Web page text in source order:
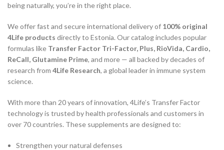
being naturally, you’re in the right place.
We offer fast and secure international delivery of 100% original
4Life products directly to Estonia. Our catalog includes popular
formulas like Transfer Factor Tri-Factor, Plus, RioVida, Cardio,
ReCall, Glutamine Prime, and more — all backed by decades of
research from 4Life Research, a global leader in immune system
science.
With more than 20 years of innovation, 4Life’s Transfer Factor
technology is trusted by health professionals and customers in
over 70 countries. These supplements are designed to:
Strengthen your natural defenses